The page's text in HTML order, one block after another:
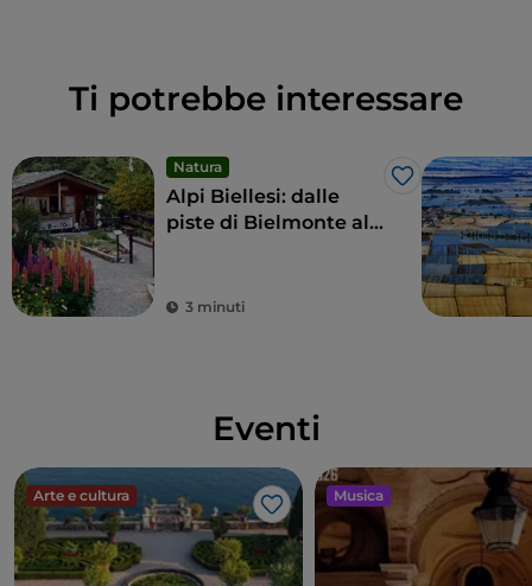
Ti potrebbe interessare
Natura
Like
Alpi Biellesi: dalle
piste di Bielmonte al
3 minuti
Eventi
Arte e cultura
Like
Musica